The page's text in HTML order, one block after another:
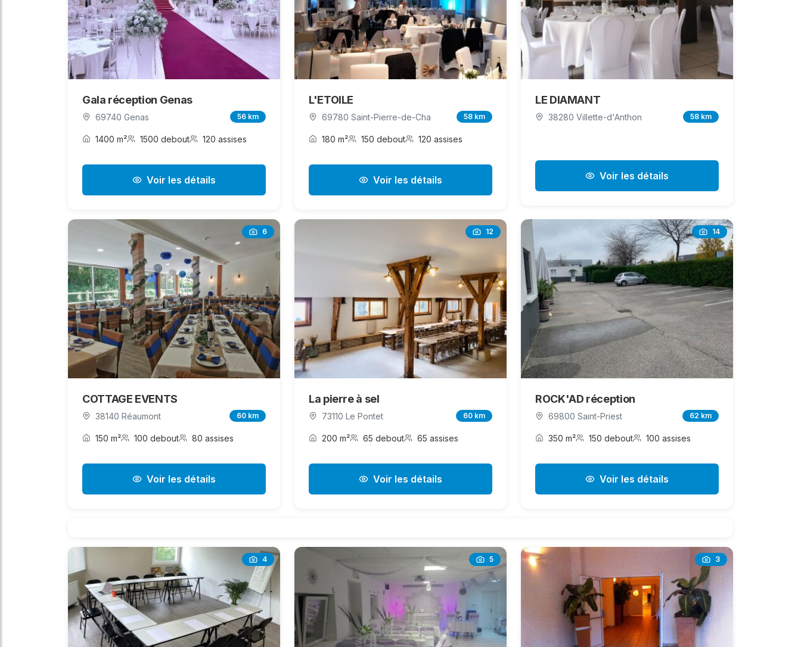
Gala réception Genas
69740 Genas 56 km
1400 m² 1500 debout 120 assises
Voir les détails
L'ETOILE
69780 Saint-Pierre-de-Cha 58 km
180 m² 150 debout 120 assises
Voir les détails
LE DIAMANT
38280 Villette-d'Anthon 58 km
Voir les détails
6
COTTAGE EVENTS
38140 Réaumont 60 km
150 m² 100 debout 80 assises
Voir les détails
12
La pierre à sel
73110 Le Pontet 60 km
200 m² 65 debout 65 assises
Voir les détails
14
ROCK'AD réception
69800 Saint-Priest 62 km
350 m² 150 debout 100 assises
Voir les détails
4 5 3